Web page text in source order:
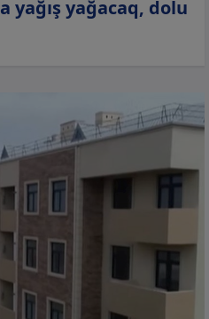
yağış yağacaq, dolu